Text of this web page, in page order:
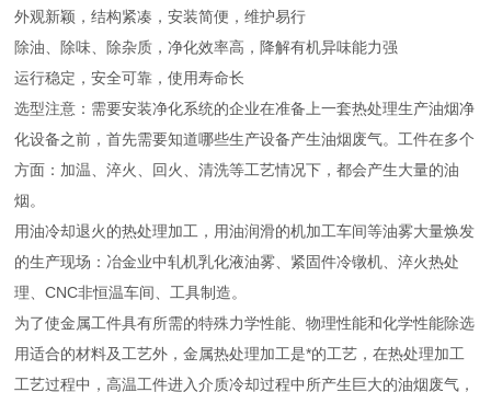
外观新颖，结构紧凑，安装简便，维护易行
除油、除味、除杂质，净化效率高，降解有机异味能力强
运行稳定，安全可靠，使用寿命长
选型注意：需要安装净化系统的企业在准备上一套热处理生产油烟净
化设备之前，首先需要知道哪些生产设备产生油烟废气。工件在多个
方面：加温、淬火、回火、清洗等工艺情况下，都会产生大量的油
烟。
用油冷却退火的热处理加工，用油润滑的机加工车间等油雾大量焕发
的生产现场：冶金业中轧机乳化液油雾、紧固件冷镦机、淬火热处
理、CNC非恒温车间、工具制造。
为了使金属工件具有所需的特殊力学性能、物理性能和化学性能除选
用适合的材料及工艺外，金属热处理加工是*的工艺，在热处理加工
工艺过程中，高温工件进入介质冷却过程中所产生巨大的油烟废气，